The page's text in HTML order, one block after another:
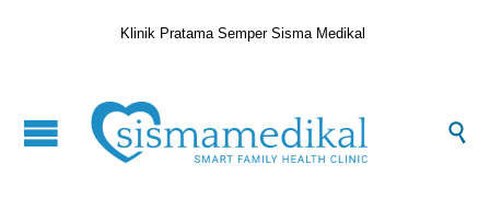
Klinik Pratama Semper Sisma Medikal
